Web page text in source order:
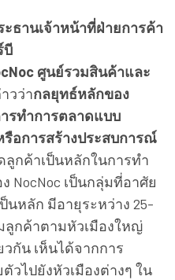
ธานเจ้าหน้าที่ฝ่ายการค้า
บี
ศูนย์รวมสินค้าและ
วว่ากลยุทธ์หลักของ
ารทำการตลาดแบบ
รือการสร้างประสบการณ์
ลูกค้าเป็นหลักในการทำ
NocNoc เป็นกลุ่มที่อาศัย
หลัก มีอายุระหว่าง 25-
กค้าตามหัวเมืองใหญ่
กัน เห็นได้จากการ
วไปยังหัวเมืองต่างๆ ใน